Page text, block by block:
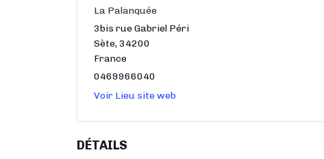
DÉTAILS
La Palanquée
3bis rue Gabriel Péri
Sète,34200
France
0469966040
Voir Lieu site web